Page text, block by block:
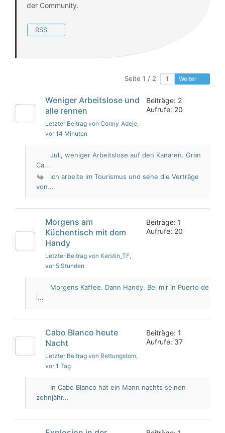
der Community.
RSS
Seite 1 / 2 Weiter
Weniger Arbeitslose und
alle rennen
Letzter Beitrag von Conny_Adeje,
vor 14 Minuten
Beiträge: 2
Aufrufe: 20
Juli, weniger Arbeitslose auf den Kanaren. Gran
Ca...
Ich arbeite im Tourismus und sehe die Verträge
von...
Morgens am
Küchentisch mit dem
Handy
Letzter Beitrag von Kerstin_TF,
vor 5 Stunden
Beiträge: 1
Aufrufe: 20
Morgens Kaffee. Dann Handy. Bei mir in Puerto de
l...
Cabo Blanco heute
Nacht
Letzter Beitrag von Rettungstom,
vor 1 Tag
Beiträge: 1
Aufrufe: 37
In Cabo Blanco hat ein Mann nachts seinen
zehnjähr...